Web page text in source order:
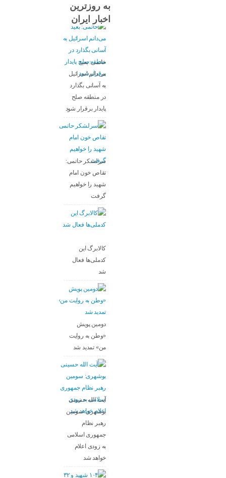
به روزترین
اخبار ایران
خاتمی: بعید
می‌دانم اسرائیل
به آسانی بگذارد
در منطقه صلح
پایدار برقرار شود
سرلشکر حاتمی:
تقاص خون امام
شهید را خواهیم
گرفت
کالابرگ این
کدملی‌ها فعال
شد
دومین پویش
«وطن به روایت
من» تمدید شد
آیت الله حسینی
بوشهری: سومین
رهبر نظام
جمهوری اسلامی
به زودی اعلام
خواهد شد